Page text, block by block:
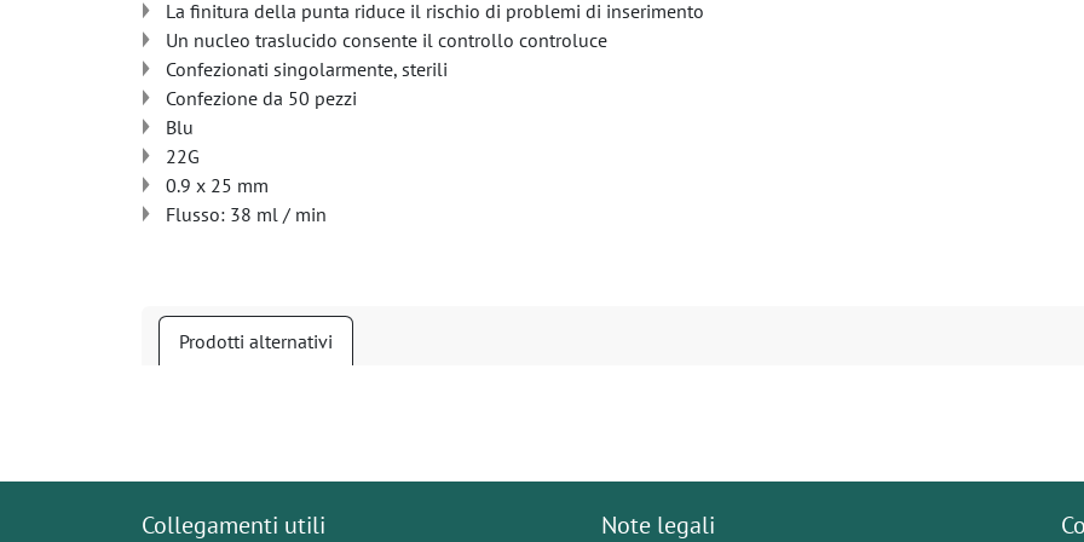
La finitura della punta riduce il rischio di problemi di inserimento
Un nucleo traslucido consente il controllo controluce
Confezionati singolarmente, sterili
Confezione da 50 pezzi
Blu
22G
0.9 x 25 mm
Flusso: 38 ml / min
Prodotti alternativi
Collegamenti utili Note legali